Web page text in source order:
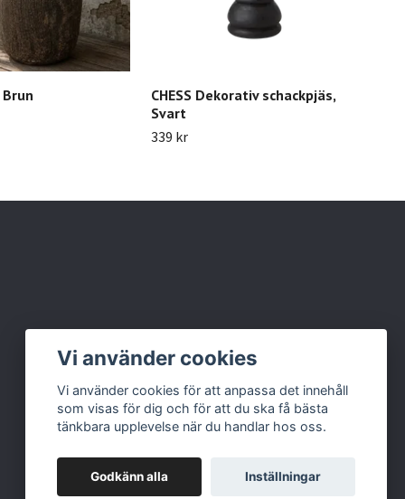
Brun
CHESS Dekorativ schackpjäs,
Svart
339 kr
Vi använder cookies
Vi använder cookies för att anpassa det innehåll
som visas för dig och för att du ska få bästa
tänkbara upplevelse när du handlar hos oss.
Godkänn alla Inställningar